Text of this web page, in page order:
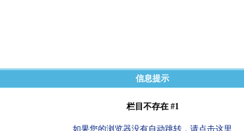
信息提示
栏目不存在 #1
如果您的浏览器没有自动跳转，请点击这里